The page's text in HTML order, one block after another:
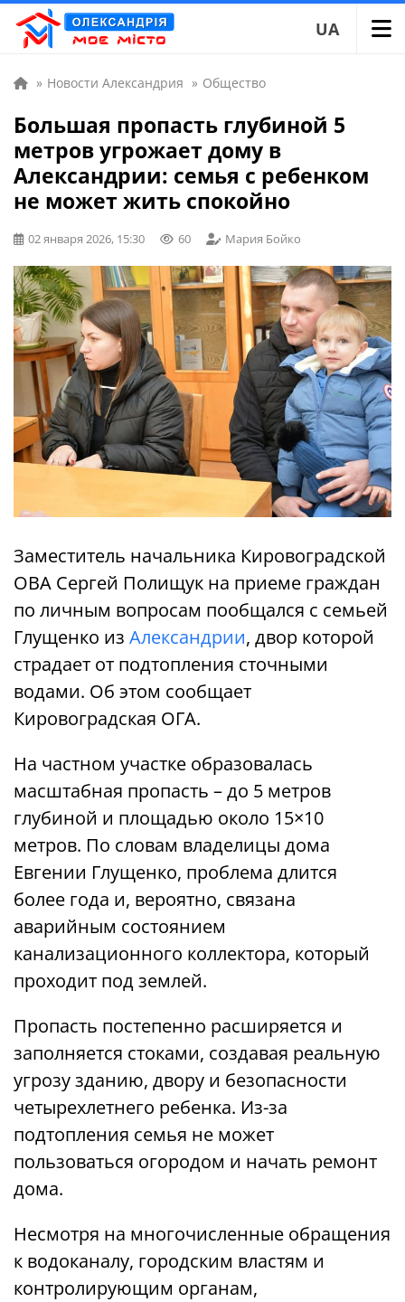
UA
» Новости Александрия » Общество
Большая пропасть глубиной 5
метров угрожает дому в
Александрии: семья с ребенком
не может жить спокойно
02 января 2026, 15:30 60 Мария Бойко
Заместитель начальника Кировоградской
ОВА Сергей Полищук на приеме граждан
по личным вопросам пообщался с семьей
Глущенко из Александрии, двор которой
страдает от подтопления сточными
водами. Об этом сообщает
Кировоградская ОГА.
На частном участке образовалась
масштабная пропасть – до 5 метров
глубиной и площадью около 15×10
метров. По словам владелицы дома
Евгении Глущенко, проблема длится
более года и, вероятно, связана
аварийным состоянием
канализационного коллектора, который
проходит под землей.
Пропасть постепенно расширяется и
заполняется стоками, создавая реальную
угрозу зданию, двору и безопасности
четырехлетнего ребенка. Из-за
подтопления семья не может
пользоваться огородом и начать ремонт
дома.
Несмотря на многочисленные обращения
к водоканалу, городским властям и
контролирующим органам,